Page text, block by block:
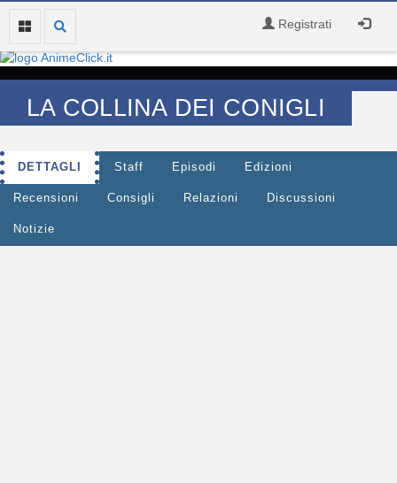
Registrati
LA COLLINA DEI CONIGLI
DETTAGLI Staff Episodi Edizioni
Recensioni Consigli Relazioni Discussioni
Notizie